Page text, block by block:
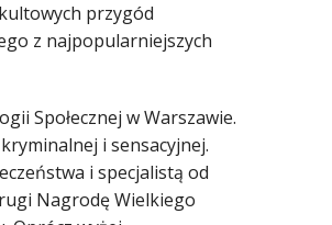
przygód
z najpopularniejszych
Społecznej w Warszawie.
i sensacyjnej.
i specjalistą od
Nagrodę Wielkiego